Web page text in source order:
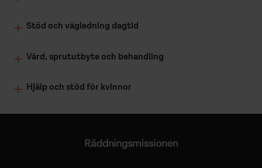
Stöd och vägledning dagtid
Vård, sprututbyte och behandling
Hjälp och stöd för kvinnor